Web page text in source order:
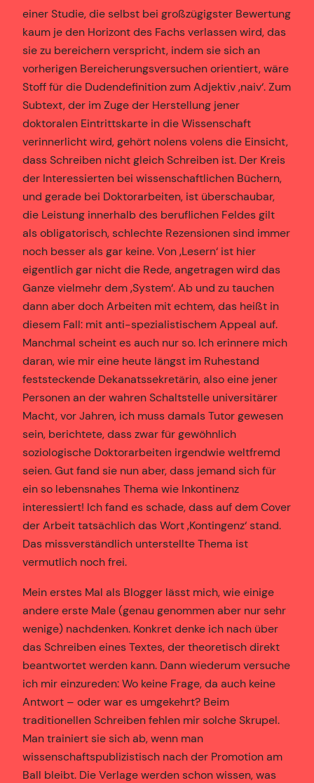
einer Studie, die selbst bei großzügigster Bewertung
kaum je den Horizont des Fachs verlassen wird, das
sie zu bereichern verspricht, indem sie sich an
vorherigen Bereicherungsversuchen orientiert, wäre
Stoff für die Dudendefinition zum Adjektiv ‚naiv‘. Zum
Subtext, der im Zuge der Herstellung jener
doktoralen Eintrittskarte in die Wissenschaft
verinnerlicht wird, gehört nolens volens die Einsicht,
dass Schreiben nicht gleich Schreiben ist. Der Kreis
der Interessierten bei wissenschaftlichen Büchern,
und gerade bei Doktorarbeiten, ist überschaubar,
die Leistung innerhalb des beruflichen Feldes gilt
als obligatorisch, schlechte Rezensionen sind immer
noch besser als gar keine. Von ‚Lesern‘ ist hier
eigentlich gar nicht die Rede, angetragen wird das
Ganze vielmehr dem ‚System‘. Ab und zu tauchen
dann aber doch Arbeiten mit echtem, das heißt in
diesem Fall: mit anti-spezialistischem Appeal auf.
Manchmal scheint es auch nur so. Ich erinnere mich
daran, wie mir eine heute längst im Ruhestand
feststeckende Dekanatssekretärin, also eine jener
Personen an der wahren Schaltstelle universitärer
Macht, vor Jahren, ich muss damals Tutor gewesen
sein, berichtete, dass zwar für gewöhnlich
soziologische Doktorarbeiten irgendwie weltfremd
seien. Gut fand sie nun aber, dass jemand sich für
ein so lebensnahes Thema wie Inkontinenz
interessiert! Ich fand es schade, dass auf dem Cover
der Arbeit tatsächlich das Wort ‚Kontingenz‘ stand.
Das missverständlich unterstellte Thema ist
vermutlich noch frei.
Mein erstes Mal als Blogger lässt mich, wie einige
andere erste Male (genau genommen aber nur sehr
wenige) nachdenken. Konkret denke ich nach über
das Schreiben eines Textes, der theoretisch direkt
beantwortet werden kann. Dann wiederum versuche
ich mir einzureden: Wo keine Frage, da auch keine
Antwort – oder war es umgekehrt? Beim
traditionellen Schreiben fehlen mir solche Skrupel.
Man trainiert sie sich ab, wenn man
wissenschaftspublizistisch nach der Promotion am
Ball bleibt. Die Verlage werden schon wissen, was